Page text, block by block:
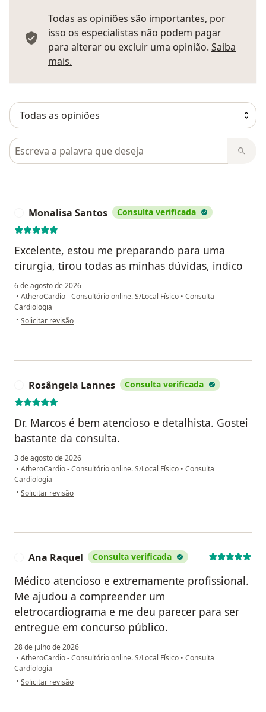
Todas as opiniões são importantes, por
isso os especialistas não podem pagar
para alterar ou excluir uma opinião. Saiba
mais.
Pesquisar em opiniões
Monalisa Santos Consulta verificada
Excelente, estou me preparando para uma
cirurgia, tirou todas as minhas dúvidas, indico
6 de agosto de 2026
• AtheroCardio - Consultório online. S/Local Físico • Consulta
Cardiologia
• na opinião do utilizador Monalisa Santos
Solicitar revisão
Rosângela Lannes Consulta verificada
Dr. Marcos é bem atencioso e detalhista. Gostei
bastante da consulta.
3 de agosto de 2026
• AtheroCardio - Consultório online. S/Local Físico • Consulta
Cardiologia
• na opinião do utilizador Rosângela Lannes
Solicitar revisão
Ana Raquel Consulta verificada
Médico atencioso e extremamente profissional.
Me ajudou a compreender um
eletrocardiograma e me deu parecer para ser
entregue em concurso público.
28 de julho de 2026
• AtheroCardio - Consultório online. S/Local Físico • Consulta
Cardiologia
• na opinião do utilizador Ana Raquel
Solicitar revisão